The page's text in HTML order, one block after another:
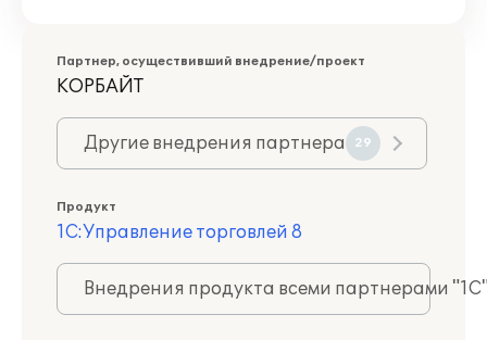
Партнер, осуществивший внедрение/проект
КОРБАЙТ
Другие внедрения партнера 29
Продукт
1С:Управление торговлей 8
Внедрения продукта всеми партнерами